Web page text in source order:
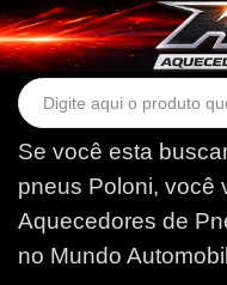
Se você esta
pneus Poloni, você
Aquecedores de
no Mundo